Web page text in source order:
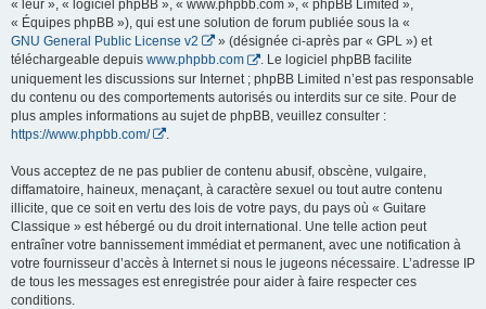
« leur », « logiciel phpBB », « www.phpbb.com », « phpBB Limited »,
« Équipes phpBB »), qui est une solution de forum publiée sous la «
GNU General Public License v2
» (désignée ci-après par « GPL ») et
téléchargeable depuis www.phpbb.com
. Le logiciel phpBB facilite
uniquement les discussions sur Internet ; phpBB Limited n’est pas responsable
du contenu ou des comportements autorisés ou interdits sur ce site. Pour de
plus amples informations au sujet de phpBB, veuillez consulter :
https://www.phpbb.com/
Vous acceptez de ne pas publier de contenu abusif, obscène, vulgaire,
diffamatoire, haineux, menaçant, à caractère sexuel ou tout autre contenu
illicite, que ce soit en vertu des lois de votre pays, du pays où « Guitare
Classique » est hébergé ou du droit international. Une telle action peut
entraîner votre bannissement immédiat et permanent, avec une notification à
votre fournisseur d’accès à Internet si nous le jugeons nécessaire. L’adresse IP
de tous les messages est enregistrée pour aider à faire respecter ces
conditions.